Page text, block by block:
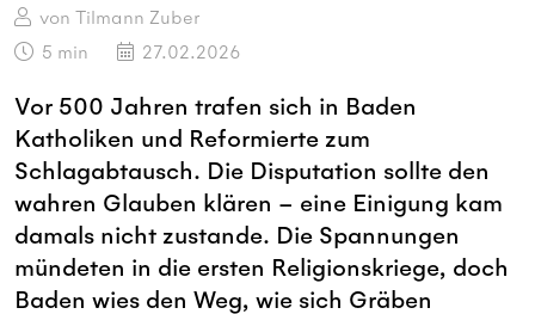
von Tilmann Zuber
5 min 27.02.2026
Vor 500 Jahren trafen sich in Baden
Katholiken und Reformierte zum
Schlagabtausch. Die Disputation sollte den
wahren Glauben klären – eine Einigung kam
damals nicht zustande. Die Spannungen
mündeten in die ersten Religionskriege, doch
Baden wies den Weg, wie sich Gräben